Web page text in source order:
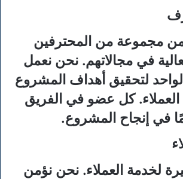
من مجموعة من المحترفين
في مجالاتهم. نحن نعمل
لتحقيق أهداف المشروع
العملاء. كل عضو في الفريق
في إنجاح المشروع.
لخدمة العملاء. نحن نؤمن